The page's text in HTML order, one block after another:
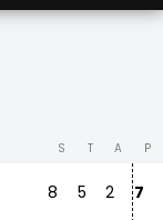
S T A P
8 5 2 7